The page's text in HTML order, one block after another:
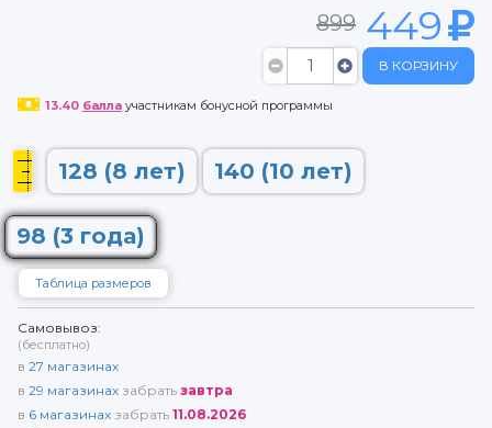
899 449
В КОРЗИНУ
13.40 баллаучастникам бонусной программы
128 (8 лет) 140 (10 лет)
98 (3 года)
Таблица размеров
Самовывоз:
(бесплатно)
в 27 магазинах
в 29 магазинах забрать завтра
в 6 магазинах забрать 11.08.2026